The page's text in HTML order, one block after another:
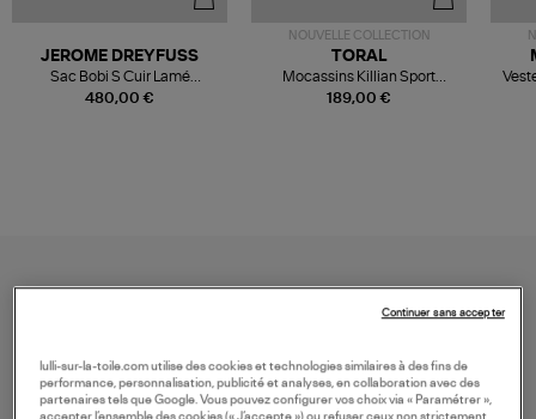
480,00 €
JEROME DREYFUSS
Sac Bobi S Cuir Lamé
Champagne
NOUVELLE COLLECTION
189,00 €
TORAL
Mocassins Killian Sport
Mousse
LIVRAISON GRATUITE
lulli-sur-la-toile.com utilise des cookies et technologies similaires à des fins de
performance, personnalisation, publicité et analyses, en collaboration avec des
partenaires tels que Google. Vous pouvez configurer vos choix via « Paramétrer »,
Continuer sans accepter